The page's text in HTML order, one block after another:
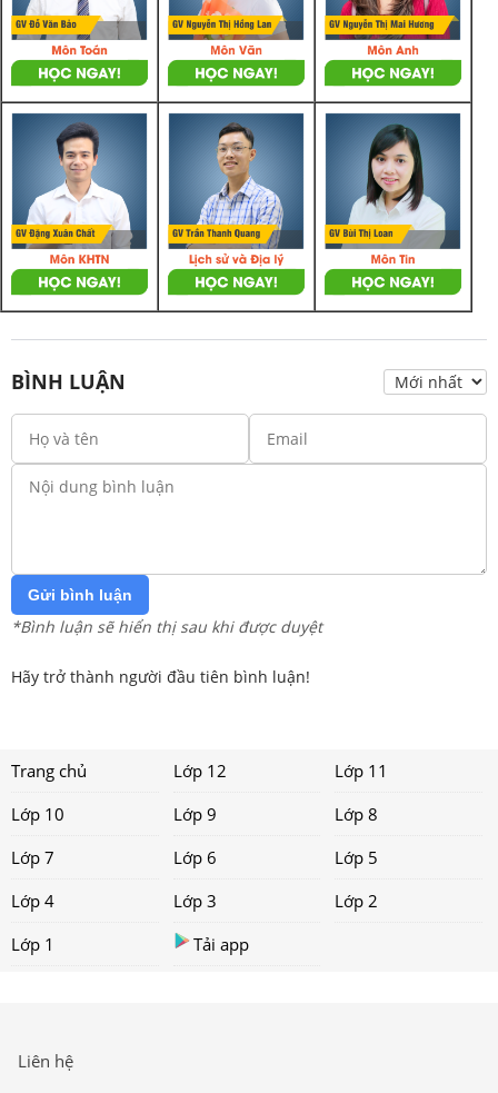
BÌNH LUẬN
Gửi bình luận
*Bình luận sẽ hiển thị sau khi được duyệt
Hãy trở thành người đầu tiên bình luận!
Trang chủ Lớp 12
Lớp 11
Lớp 10
Lớp 9
Lớp 8
Lớp 7
Lớp 6
Lớp 5
Lớp 4
Lớp 3
Lớp 2
Lớp 1
Tải app
Liên hệ